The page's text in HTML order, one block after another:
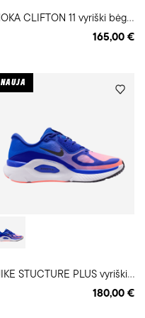
H
OKA CLIFTON 11 vyriški bėgimo batai
165,00 €
N
IKE STUCTURE PLUS vyriški bėgimo batai
180,00 €
NAUJA